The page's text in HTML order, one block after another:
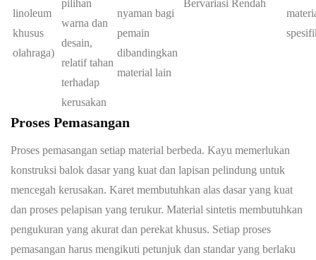
linoleum
khusus
olahraga)
pilihan
warna dan
desain,
relatif tahan
terhadap
kerusakan
nyaman bagi
pemain
dibandingkan
material lain
Bervariasi Rendah
Proses Pemasangan
Proses pemasangan setiap material berbeda. Kayu memerlukan
konstruksi balok dasar yang kuat dan lapisan pelindung untuk
mencegah kerusakan. Karet membutuhkan alas dasar yang kuat
dan proses pelapisan yang terukur. Material sintetis membutuhkan
pengukuran yang akurat dan perekat khusus. Setiap proses
pemasangan harus mengikuti petunjuk dan standar yang berlaku